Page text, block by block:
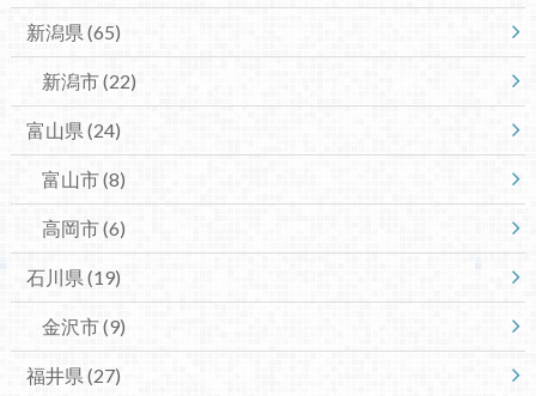
新潟県 (65)
新潟市(22)
富山県 (24)
富山市(8)
高岡市(6)
石川県 (19)
金沢市(9)
福井県 (27)